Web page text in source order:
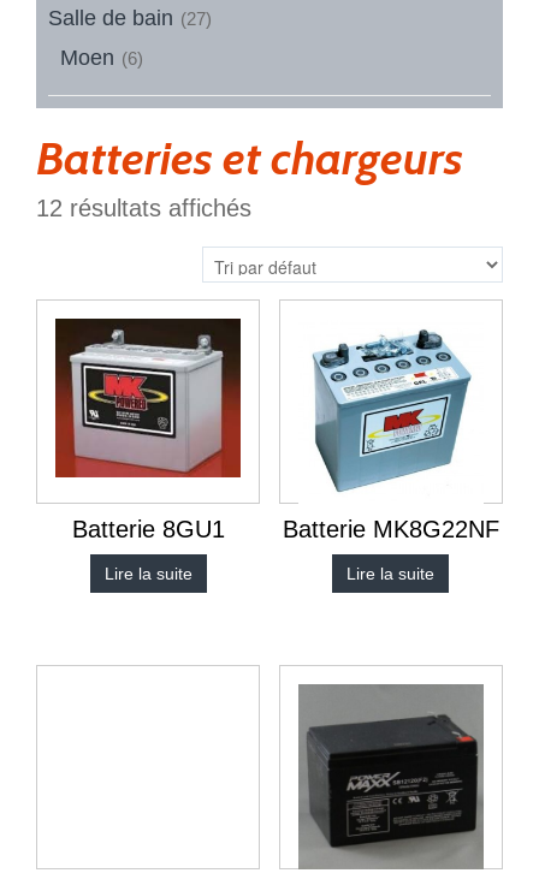
Salle de bain (27)
Moen (6)
Batteries et chargeurs
12 résultats affichés
Batterie 8GU1
Lire la suite
Batterie MK8G22NF
Lire la suite